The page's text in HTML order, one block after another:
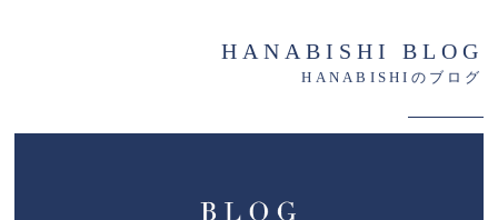
HANABISHI BLOG
HANABISHIのブログ